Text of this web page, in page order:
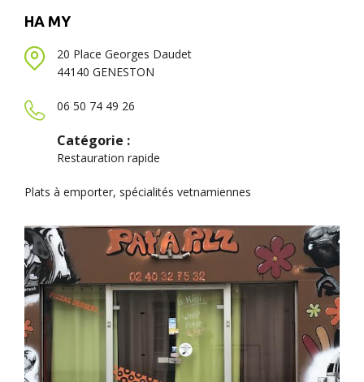
HA MY
20 Place Georges Daudet
44140 GENESTON
06 50 74 49 26
Catégorie :
Restauration rapide
Plats à emporter, spécialités vetnamiennes